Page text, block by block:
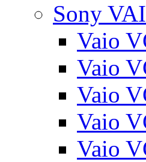
Sony
Vaio
Vaio
Vaio
Vaio
Vaio